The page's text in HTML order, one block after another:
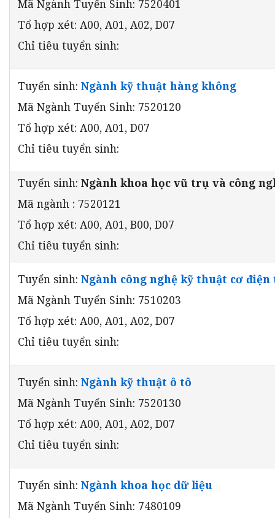
Mã Ngành Tuyển Sinh: 7520401
Tổ hợp xét: A00, A01, A02, D07
Chỉ tiêu tuyển sinh:
Tuyển sinh: Ngành kỹ thuật hàng không
Mã Ngành Tuyển Sinh: 7520120
Tổ hợp xét: A00, A01, D07
Chỉ tiêu tuyển sinh:
Tuyển sinh: Ngành khoa học vũ trụ và công
Mã ngành : 7520121
Tổ hợp xét: A00, A01, B00, D07
Chỉ tiêu tuyển sinh:
Tuyển sinh: Ngành công nghệ kỹ thuật cơ điện
Mã Ngành Tuyển Sinh: 7510203
Tổ hợp xét: A00, A01, A02, D07
Chỉ tiêu tuyển sinh:
Tuyển sinh: Ngành kỹ thuật ô tô
Mã Ngành Tuyển Sinh: 7520130
Tổ hợp xét: A00, A01, A02, D07
Chỉ tiêu tuyển sinh:
Tuyển sinh: Ngành khoa học dữ liệu
Mã Ngành Tuyển Sinh: 7480109